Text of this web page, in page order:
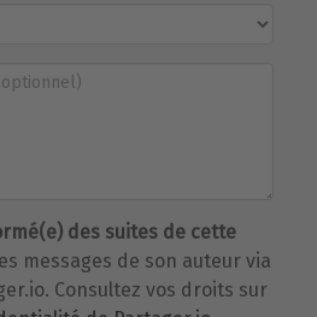
des suites de cette
messages de son auteur via
Consultez vos droits sur